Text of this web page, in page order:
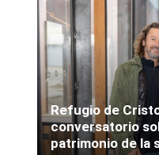
Refugio de
conversatorio
patrimonio de la